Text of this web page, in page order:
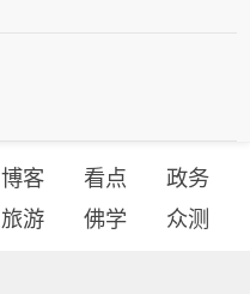
博客 看点
政务
旅游 佛学 众测